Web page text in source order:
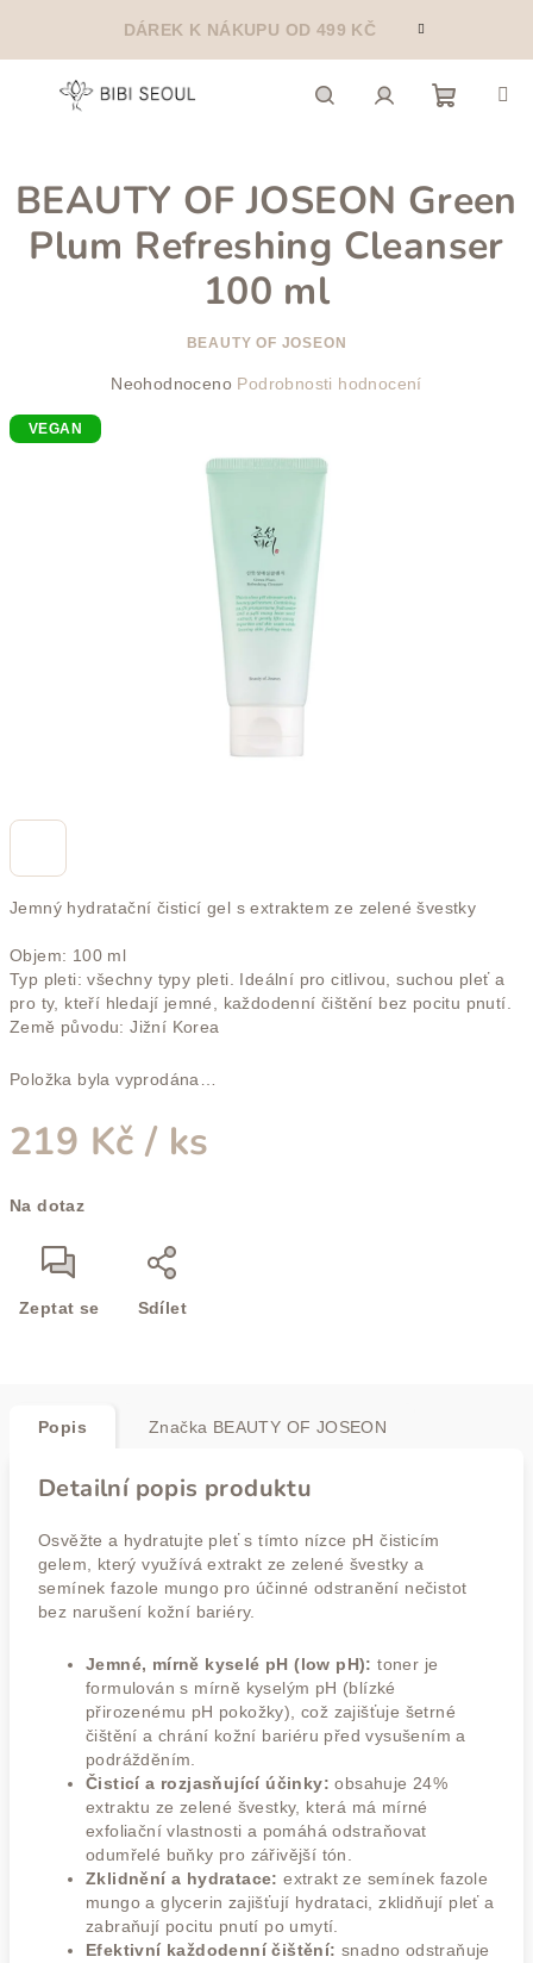
obsah
DÁREK K NÁKUPU OD 499 KČ
košík
Jemný hydratační čisticí gel s extraktem ze zelené švestky
Objem: 100 ml
Typ pleti: všechny typy pleti. Ideální pro citlivou, suchou pleť a
pro ty, kteří hledají jemné, každodenní čištění bez pocitu pnutí.
Země původu: Jižní Korea
Položka byla vyprodána…
219 Kč/ ks
cena:
Na dotaz
Zeptat se Sdílet
BEAUTY OF JOSEON Green
Plum Refreshing Cleanser
100 ml
BEAUTY OF JOSEON
Průměrné
Neohodnoceno Podrobnosti hodnocení
VEGAN
Popis Značka BEAUTY OF JOSEON
Detailní popis produktu
Osvěžte a hydratujte pleť s tímto nízce pH čisticím
gelem, který využívá extrakt ze zelené švestky a
semínek fazole mungo pro účinné odstranění nečistot
bez narušení kožní bariéry.
Jemné, mírně kyselé pH (low pH): toner je
formulován s mírně kyselým pH (blízké
přirozenému pH pokožky), což zajišťuje šetrné
čištění a chrání kožní bariéru před vysušením a
podrážděním.
Čisticí a rozjasňující účinky: obsahuje 24%
extraktu ze zelené švestky, která má mírné
exfoliační vlastnosti a pomáhá odstraňovat
odumřelé buňky pro zářivější tón.
Zklidnění a hydratace: extrakt ze semínek fazole
mungo a glycerin zajišťují hydrataci, zklidňují pleť a
zabraňují pocitu pnutí po umytí.
Efektivní každodenní čištění: snadno odstraňuje